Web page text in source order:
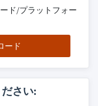
ド/プラットフォー
ード
さい: